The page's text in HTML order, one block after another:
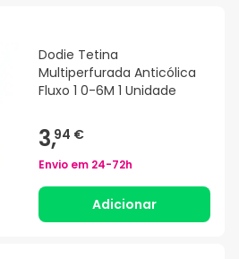
Dodie Tetina
Multiperfurada Anticólica
Fluxo 1 0-6M 1 Unidade
3,94 €
Envio em 24-72h
Adicionar